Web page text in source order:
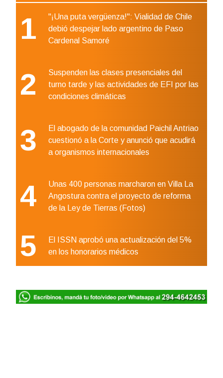
1
"¡Una puta vergüenza!": Vialidad de Chile
debió despejar lado argentino de Paso
Cardenal Samoré
2
Suspenden las clases presenciales del
turno tarde y las actividades de EFI por las
condiciones climáticas
3
El abogado de la comunidad Paichil Antriao
cuestionó a la Corte y anunció que acudirá
a organismos internacionales
4
Unas 400 personas marcharon en Villa La
Angostura contra el proyecto de reforma
de la Ley de Tierras (Fotos)
5
El ISSN aprobó una actualización del 5%
en los honorarios médicos